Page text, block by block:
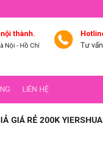
thành.
Nội - Hồ Chí
Tư
LIÊN HỆ
GIÁ RẺ 200K